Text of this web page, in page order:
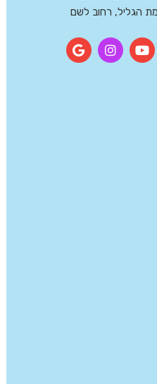
הגליל, רחוב לשם